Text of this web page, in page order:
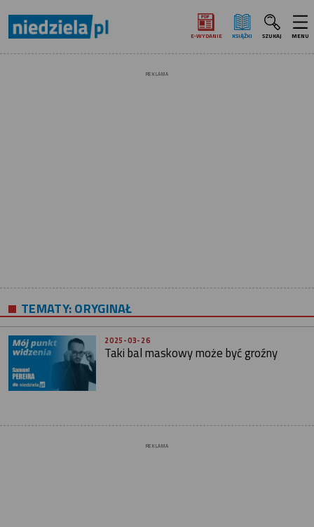
E‑WYDANIE KSIĄŻKI SZUKAJ MENU
REKLAMA
TEMATY:ORYGINAŁ
2025-03-26
Taki bal maskowy może być groźny
REKLAMA